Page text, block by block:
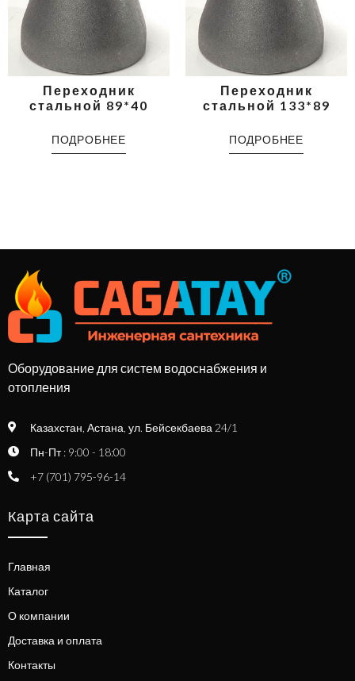
Переходник
стальной 89*40
ПОДРОБНЕЕ
Переходник
стальной 133*89
ПОДРОБНЕЕ
Оборудование для систем водоснабжения и
отопления
Казахстан, Астана, ул. Бейсекбаева 24/1
Пн-Пт : 9:00 - 18:00
+7 (701) 795-96-14
Карта сайта
Главная
Каталог
О компании
Доставка и оплата
Контакты